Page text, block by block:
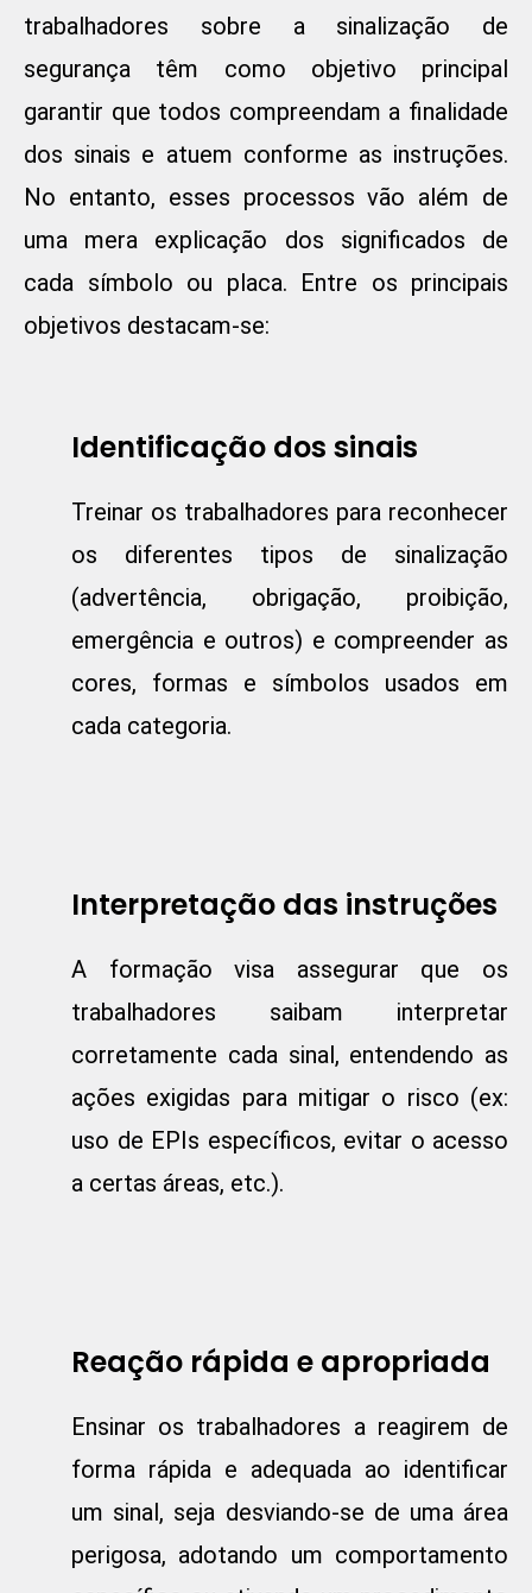
trabalhadores sobre a sinalização de
segurança têm como objetivo principal
garantir que todos compreendam a finalidade
dos sinais e atuem conforme as instruções.
No entanto, esses processos vão além de
uma mera explicação dos significados de
cada símbolo ou placa. Entre os principais
objetivos destacam-se:
Identificação dos sinais
Treinar os trabalhadores para reconhecer
os diferentes tipos de sinalização
(advertência, obrigação, proibição,
emergência e outros) e compreender as
cores, formas e símbolos usados em
cada categoria.
Interpretação das instruções
A formação visa assegurar que os
trabalhadores saibam interpretar
corretamente cada sinal, entendendo as
ações exigidas para mitigar o risco (ex:
uso de EPIs específicos, evitar o acesso
a certas áreas, etc.).
Reação rápida e apropriada
Ensinar os trabalhadores a reagirem de
forma rápida e adequada ao identificar
um sinal, seja desviando-se de uma área
perigosa, adotando um comportamento